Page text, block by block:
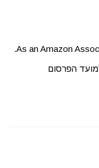
As an Amazon
הפרסום